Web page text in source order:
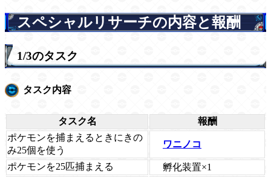
スペシャルリサーチの内容と報酬
1/3のタスク
タスク内容
タスク名
報酬
ポケモンを捕まえるときにきの
み25個を使う
ワニノコ
ポケモンを25匹捕まえる
孵化装置×1